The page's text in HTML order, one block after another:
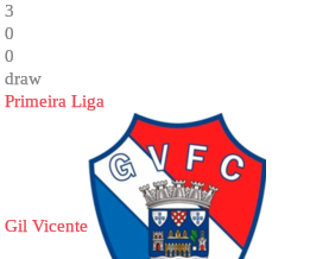
3
0
0
draw
Primeira Liga
Gil Vicente